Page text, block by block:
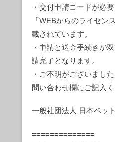
・交付申請コードが必
「WEBからのライセン
載されています。
・申請と送金手続きが
請完了となります。
・ご不明がございまし
問い合わせ欄にご記入く
一般社団法人 日本ペッ
==============